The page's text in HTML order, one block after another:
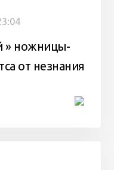
» ножницы-
от незнания